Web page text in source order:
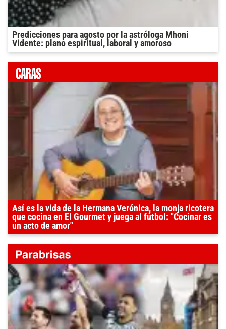
Predicciones para agosto por la astróloga Mhoni
Vidente: plano espiritual, laboral y amoroso
Así es la vida de la Hermana Verónica, la monja ricotera
que cocina en El Gourmet y juega al fútbol: "Cocinar es
un acto de amor"